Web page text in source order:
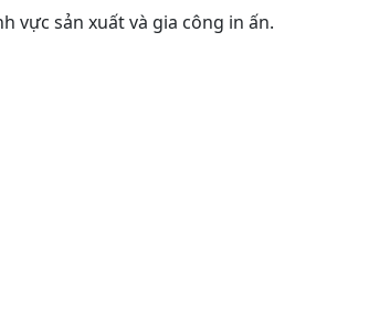
vực sản xuất và gia công in ấn.